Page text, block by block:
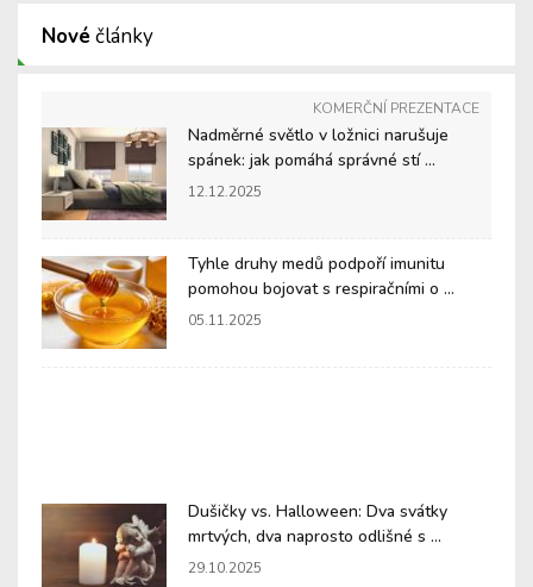
Nové články
KOMERČNÍ PREZENTACE
Nadměrné světlo v ložnici narušuje
spánek: jak pomáhá správné stí ...
12.12.2025
Tyhle druhy medů podpoří imunitu
pomohou bojovat s respiračními o ...
05.11.2025
Dušičky vs. Halloween: Dva svátky
mrtvých, dva naprosto odlišné s ...
29.10.2025